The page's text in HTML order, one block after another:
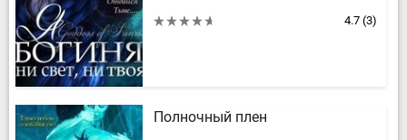
мир и стала новой богиней света!...4.7 (3)
Полночный плен